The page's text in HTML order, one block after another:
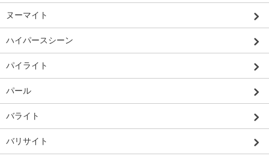
ヌーマイト
ハイパースシーン
パイライト
パール
バライト
バリサイト